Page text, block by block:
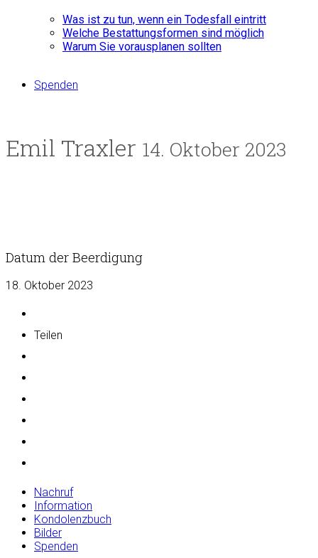
Was ist zu tun, wenn ein Todesfall eintritt
Welche Bestattungsformen sind möglich
Warum Sie vorausplanen sollten
Spenden
Emil Traxler 14. Oktober 2023
Datum der Beerdigung
18. Oktober 2023
Teilen
Nachruf
Information
Kondolenzbuch
Bilder
Spenden